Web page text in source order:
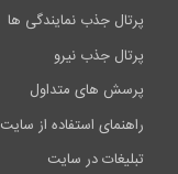
پرتال جذب نمایندگی ها
پرتال جذب نیرو
پرسش های متداول
راهنمای استفاده از سایت
تبلیغات در سایت